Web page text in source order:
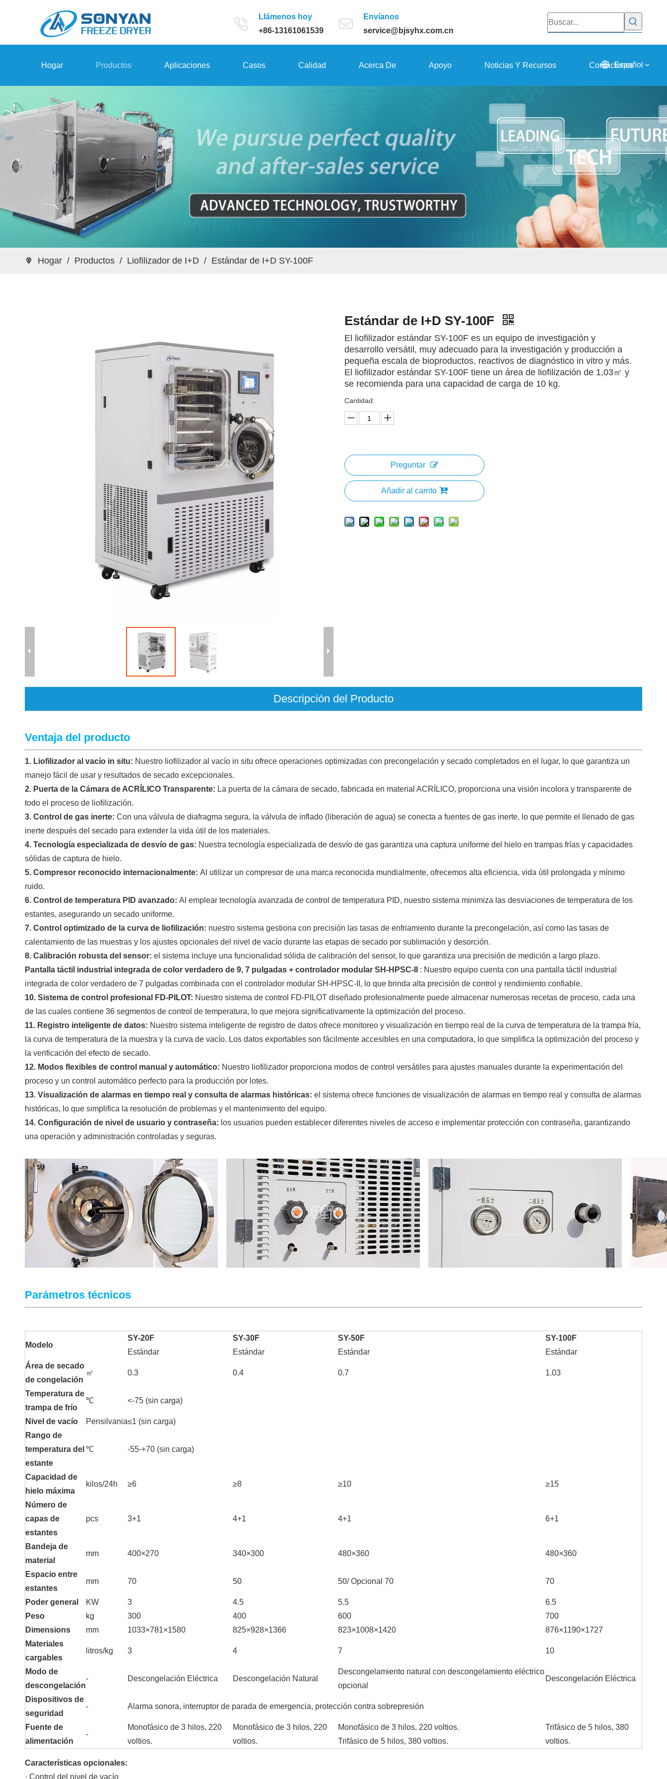
Llámenos hoy
+86-13161061539
Envíanos
service@bjsyhx.com.cn
Hogar Productos Aplicaciones Casos Calidad Acerca De Apoyo Noticias Y Recursos Contáctenos
Español
Hogar / Productos / Liofilizador de I+D / Estándar de I+D SY-100F
Estándar de I+D SY-100F
El liofilizador estándar SY-100F es un equipo de investigación y
desarrollo versátil, muy adecuado para la investigación y producción a
pequeña escala de bioproductos, reactivos de diagnóstico in vitro y más.
El liofilizador estándar SY-100F tiene un área de liofilización de 1,03㎡ y
se recomienda para una capacidad de carga de 10 kg.
Cantidad:
Preguntar
Añadir al carrito
Descripción del Producto
Ventaja del producto
1. Liofilizador al vacío in situ: Nuestro liofilizador al vacío in situ ofrece operaciones optimizadas con precongelación y secado completados en el lugar, lo que garantiza un
manejo fácil de usar y resultados de secado excepcionales.
2. Puerta de la Cámara de ACRÍLICO Transparente: La puerta de la cámara de secado, fabricada en material ACRÍLICO, proporciona una visión incolora y transparente de
todo el proceso de liofilización.
3. Control de gas inerte: Con una válvula de diafragma segura, la válvula de inflado (liberación de agua) se conecta a fuentes de gas inerte, lo que permite el llenado de gas
inerte después del secado para extender la vida útil de los materiales.
4. Tecnología especializada de desvío de gas: Nuestra tecnología especializada de desvío de gas garantiza una captura uniforme del hielo en trampas frías y capacidades
sólidas de captura de hielo.
5. Compresor reconocido internacionalmente: Al utilizar un compresor de una marca reconocida mundialmente, ofrecemos alta eficiencia, vida útil prolongada y mínimo
ruido.
6. Control de temperatura PID avanzado: Al emplear tecnología avanzada de control de temperatura PID, nuestro sistema minimiza las desviaciones de temperatura de los
estantes, asegurando un secado uniforme.
7. Control optimizado de la curva de liofilización: nuestro sistema gestiona con precisión las tasas de enfriamiento durante la precongelación, así como las tasas de
calentamiento de las muestras y los ajustes opcionales del nivel de vacío durante las etapas de secado por sublimación y desorción.
8. Calibración robusta del sensor: el sistema incluye una funcionalidad sólida de calibración del sensor, lo que garantiza una precisión de medición a largo plazo.
Pantalla táctil industrial integrada de color verdadero de 9, 7 pulgadas + controlador modular SH-HPSC-II : Nuestro equipo cuenta con una pantalla táctil industrial
integrada de color verdadero de 7 pulgadas combinada con el controlador modular SH-HPSC-II, lo que brinda alta precisión de control y rendimiento confiable.
10. Sistema de control profesional FD-PILOT: Nuestro sistema de control FD-PILOT diseñado profesionalmente puede almacenar numerosas recetas de proceso, cada una
de las cuales contiene 36 segmentos de control de temperatura, lo que mejora significativamente la optimización del proceso.
11. Registro inteligente de datos: Nuestro sistema inteligente de registro de datos ofrece monitoreo y visualización en tiempo real de la curva de temperatura de la trampa fría,
la curva de temperatura de la muestra y la curva de vacío. Los datos exportables son fácilmente accesibles en una computadora, lo que simplifica la optimización del proceso y
la verificación del efecto de secado.
12. Modos flexibles de control manual y automático: Nuestro liofilizador proporciona modos de control versátiles para ajustes manuales durante la experimentación del
proceso y un control automático perfecto para la producción por lotes.
13. Visualización de alarmas en tiempo real y consulta de alarmas históricas: el sistema ofrece funciones de visualización de alarmas en tiempo real y consulta de alarmas
históricas, lo que simplifica la resolución de problemas y el mantenimiento del equipo.
14. Configuración de nivel de usuario y contraseña: los usuarios pueden establecer diferentes niveles de acceso e implementar protección con contraseña, garantizando
una operación y administración controladas y seguras.
Parámetros técnicos
Modelo
SY-20F
Estándar
SY-30F
Estándar
SY-50F
Estándar
SY-100F
Estándar
Área de secado
de congelación
㎡ 0.3 0.4 0.7 1.03
Temperatura de
trampa de frío
℃ <-75 (sin carga)
Nivel de vacío Pensilvania≤1 (sin carga)
Rango de
temperatura del
estante
℃ -55-+70 (sin carga)
Capacidad de
hielo máxima
kilos/24h ≥6 ≥8 ≥10 ≥15
Número de
capas de
estantes
pcs 3+1 4+1 4+1 6+1
Bandeja de
material
mm 400×270 340×300 480×360 480×360
Espacio entre
estantes
mm 70 50 50/ Opcional 70 70
Poder general KW 3 4.5 5.5
6.5
Peso
kg 300 400 600
700
Dimensions
mm 1033×781×1580 825×928×1366 823×1008×1420
876×1190×1727
Materiales
cargables
litros/kg 3 4 7 10
Modo de
descongelación
- Descongelación Eléctrica Descongelación Natural
Descongelamiento natural con descongelamiento eléctrico
opcional
Descongelación Eléctrica
Dispositivos de
seguridad
- Alarma sonora, interruptor de parada de emergencia, protección contra sobrepresión
Fuente de
alimentación
-
Monofásico de 3 hilos, 220
voltios.
Monofásico de 3 hilos, 220
voltios.
Monofásico de 3 hilos, 220 voltios.
Trifásico de 5 hilos, 380 voltios.
Trifásico de 5 hilos, 380
voltios.
Características opcionales:
· Control del nivel de vacío